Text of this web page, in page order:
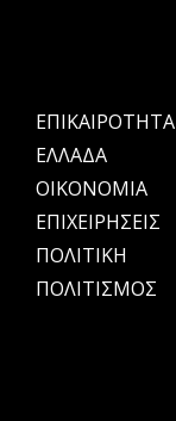
ΕΠΙΚΑΙΡΟΤΗΤΑ
ΕΛΛΑΔΑ
OIKONOMIA
ΕΠΙΧΕΙΡΗΣΕΙΣ
ΠΟΛΙΤΙΚΗ
ΠΟΛΙΤΙΣΜΟΣ